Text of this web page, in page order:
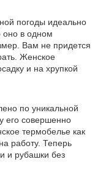
погоды идеально
оно в одном
Вам не придется
Женское
и на хрупкой
по уникальной
его совершенно
термобелье как
работу. Теперь
и рубашки без